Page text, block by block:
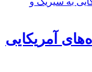
آمریکایی